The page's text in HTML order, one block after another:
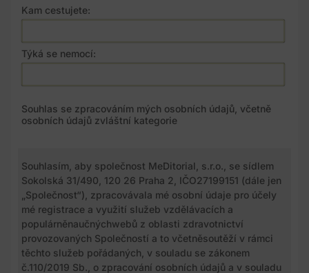
Kam cestujete:
Týká se nemocí:
Souhlas se zpracováním mých osobních údajů, včetně
osobních údajů zvláštní kategorie
Souhlasím, aby společnost MeDitorial, s.r.o., se sídlem
Sokolská 31/490, 120 26 Praha 2, IČO27199151 (dále jen
„Společnost“), zpracovávala mé osobní údaje pro účely
mé registrace a využití služeb vzdělávacích a
populárněnaučnýchwebů z oblasti zdravotnictví
provozovaných Společností a to včetněsoutěží v rámci
těchto služeb pořádaných, v souladu se zákonem
č.110/2019 Sb., o zpracování osobních údajů a v souladu